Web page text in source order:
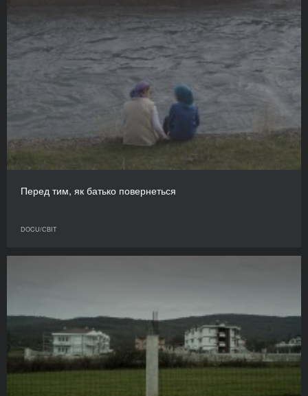
Перед тим, як батько повернеться
DOCU/СВІТ